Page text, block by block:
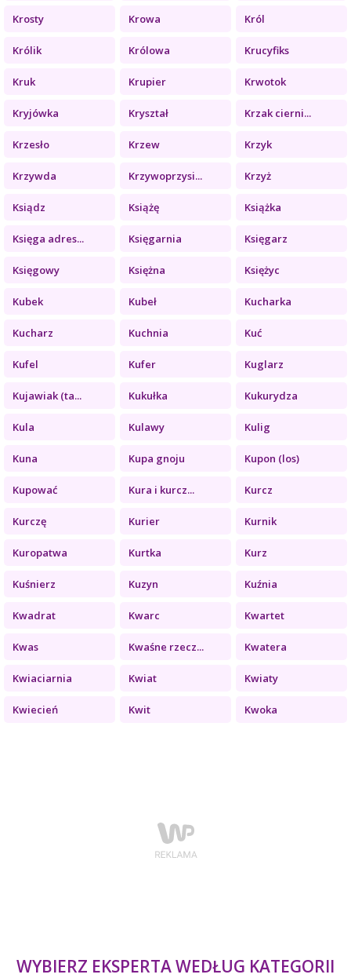
Krosty Krowa Król
Królik Królowa Krucyfiks
Kruk Krupier Krwotok
Kryjówka Kryształ Krzak cierni...
Krzesło Krzew Krzyk
Krzywda Krzywoprzysi... Krzyż
Ksiądz Książę Książka
Księga adres... Księgarnia Księgarz
Księgowy Księżna Księżyc
Kubek Kubeł Kucharka
Kucharz Kuchnia Kuć
Kufel Kufer Kuglarz
Kujawiak (ta... Kukułka Kukurydza
Kula Kulawy Kulig
Kuna Kupa gnoju Kupon (los)
Kupować Kura i kurcz... Kurcz
Kurczę Kurier Kurnik
Kuropatwa Kurtka Kurz
Kuśnierz Kuzyn Kuźnia
Kwadrat Kwarc Kwartet
Kwas Kwaśne rzecz... Kwatera
Kwiaciarnia Kwiat Kwiaty
Kwiecień Kwit Kwoka
WYBIERZ EKSPERTA WEDŁUG KATEGORII